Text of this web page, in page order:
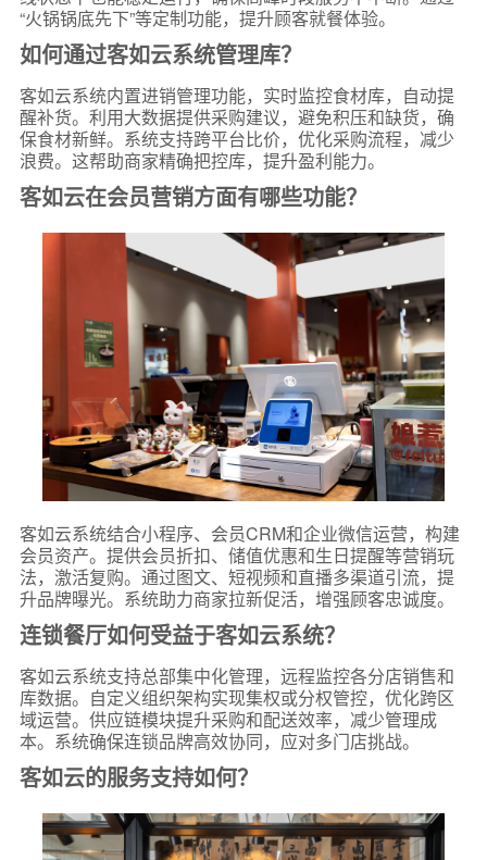
“火锅锅底先下”等定制功能，提升顾客就餐体验。
如何通过客如云系统管理库？
客如云系统内置进销管理功能，实时监控食材库，自动提
醒补货。利用大数据提供采购建议，避免积压和缺货，确
保食材新鲜。系统支持跨平台比价，优化采购流程，减少
浪费。这帮助商家精确把控库，提升盈利能力。
客如云在会员营销方面有哪些功能？
客如云系统结合小程序、会员CRM和企业微信运营，构建
会员资产。提供会员折扣、储值优惠和生日提醒等营销玩
法，激活复购。通过图文、短视频和直播多渠道引流，提
升品牌曝光。系统助力商家拉新促活，增强顾客忠诚度。
连锁餐厅如何受益于客如云系统？
客如云系统支持总部集中化管理，远程监控各分店销售和
库数据。自定义组织架构实现集权或分权管控，优化跨区
域运营。供应链模块提升采购和配送效率，减少管理成
本。系统确保连锁品牌高效协同，应对多门店挑战。
客如云的服务支持如何？
联系方式